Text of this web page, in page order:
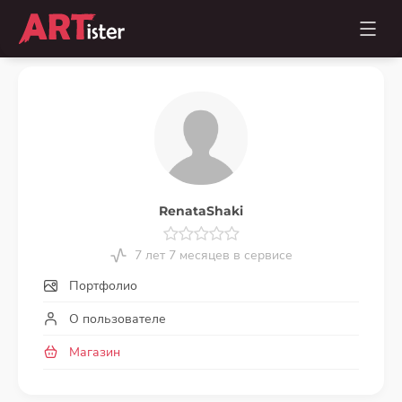
RenataShaki
7 лет 7 месяцев в сервисе
Портфолио
О пользователе
Магазин